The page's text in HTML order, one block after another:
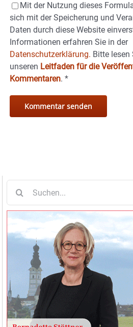
Mit der Nutzung dieses
sich mit der Speicherung und
Daten durch diese Website
Informationen erfahren Sie in der
Datenschutzerklärung. Bitte lesen
unseren Leitfaden für die
Kommentaren. *
nach: